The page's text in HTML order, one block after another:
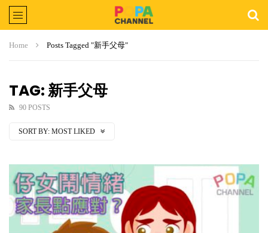
Home Posts Tagged "新手父母"
TAG: 新手父母
90 POSTS
SORT BY: MOST LIKED